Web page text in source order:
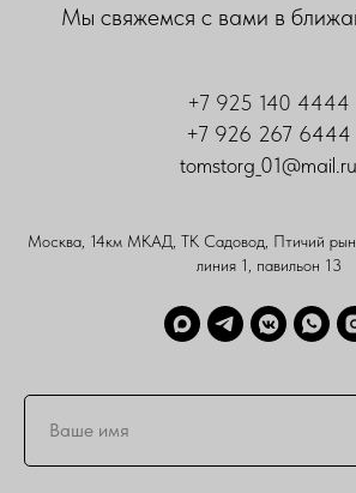
Мы свяжемся с вами в
+7 925 140 4444
+7 926 267 6444
tomstorg_01@mail.ru
Москва, 14км МКАД, ТК Садовод, Птичий
линия 1, павильон 13